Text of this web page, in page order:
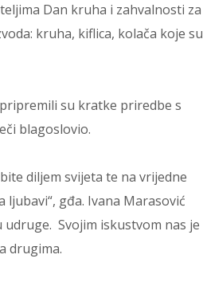
Dan kruha i zahvalnosti za
kruha, kiflica, kolača koje su
su kratke priredbe s
blagoslovio.
diljem svijeta te na vrijedne
gđa. Ivana Marasović
Svojim iskustvom nas je
drugima.